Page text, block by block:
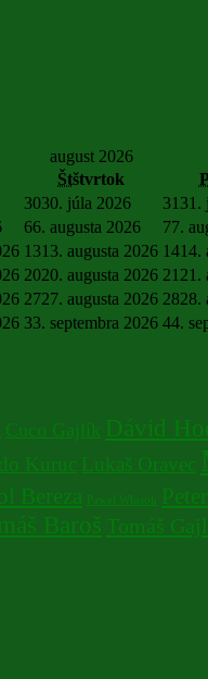
august 2026
Štštvrtok
3030. júla 2026 31 31.
66. augusta 2026 77.
1313. augusta 2026 1414.
2020. augusta 2026 21 21.
2727. augusta 2026 2828.
33. septembra 2026 44.
Cuco Gajlík Dávid
Kuruc Lukaš Oravec
Bereza Pawel Wlosok
Baroš Tomáš